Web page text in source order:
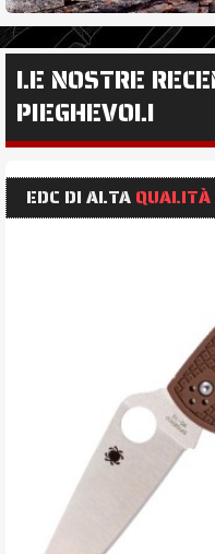
LE NOSTRE
PIEGHEVOLI
EDC DI ALTA QUALITÀ